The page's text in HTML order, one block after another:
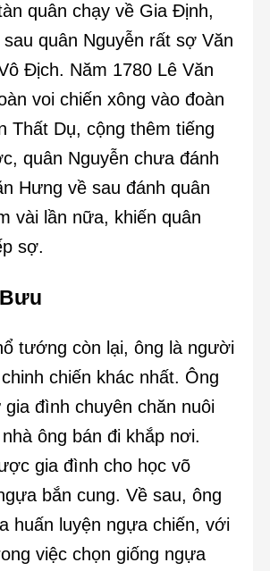
quân chạy về Gia Định,
quân Nguyễn rất sợ Văn
Địch. Năm 1780 Lê Văn
voi chiến xông vào đoàn
Thất Dụ, cộng thêm tiếng
quân Nguyễn chưa đánh
Hưng về sau đánh quân
vài lần nữa, khiến quân
sợ.
tướng còn lại, ông là người
chiến khác nhất. Ông
đình chuyên chăn nuôi
ông bán đi khắp nơi.
gia đình cho học võ
bắn cung. Về sau, ông
huấn luyện ngựa chiến, với
việc chọn giống ngựa